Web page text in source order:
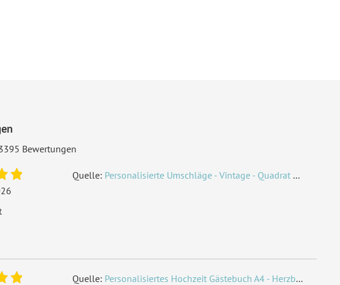
Bewertungen
Quelle: Personalisierte Umschläge - Vintage - Quadrat 155 x 155 mm
Quelle: Personalisiertes Hochzeit Gästebuch A4 - Herzbaum